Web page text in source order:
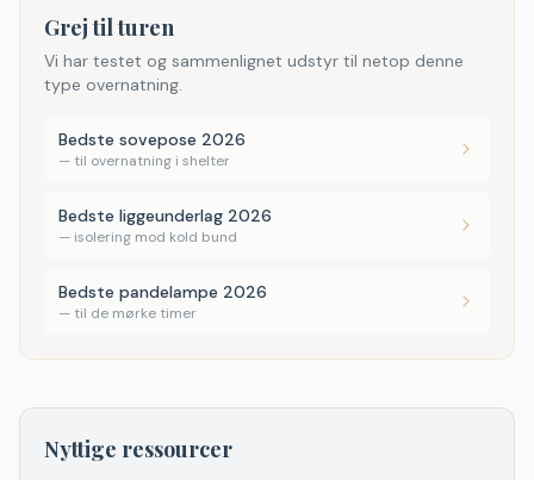
Grej til turen
Vi har testet og sammenlignet udstyr til netop denne
type overnatning.
Bedste sovepose 2026
— til overnatning i shelter
Bedste liggeunderlag 2026
— isolering mod kold bund
Bedste pandelampe 2026
— til de mørke timer
Nyttige ressourcer